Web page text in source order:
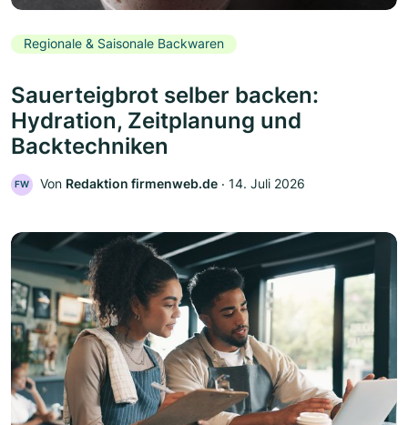
Regionale & Saisonale Backwaren
Sauerteigbrot selber backen:
Hydration, Zeitplanung und
Backtechniken
FW Von Redaktion firmenweb.de ‧ 14. Juli 2026